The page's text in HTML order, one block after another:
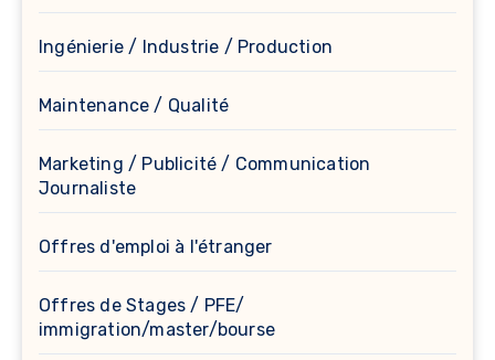
Ingénierie / Industrie / Production
Maintenance / Qualité
Marketing / Publicité / Communication
Journaliste
Offres d'emploi à l'étranger
Offres de Stages / PFE/
immigration/master/bourse